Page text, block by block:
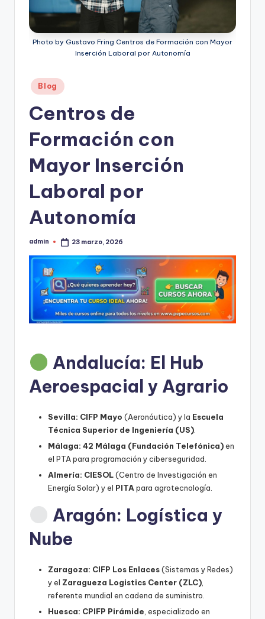
mba
clases,
formación
descuentos
Photo by Gustavo Fring Centros de Formación con Mayor
Inserción Laboral por Autonomía
Publicado
en
Blog
Centros de
Formación con
Mayor Inserción
Laboral por
Autonomía
Publicado
admin 23 marzo, 2026
Andalucía: El Hub
Aeroespacial y Agrario
Sevilla: CIFP Mayo (Aeronáutica) y la Escuela
Técnica Superior de Ingeniería (US)
Málaga: 42 Málaga (Fundación Telefónica)en
el PTA para programación y ciberseguridad.
Almería: CIESOL(Centro de Investigación en
Energía Solar) y el PITA para agrotecnología.
Aragón: Logística y
Nube
Zaragoza: CIFP Los Enlaces(Sistemas y Redes)
y el Zaragueza Logistics Center (ZLC)
referente mundial en cadena de suministro.
Huesca: CPIFP Pirámide , especializado en